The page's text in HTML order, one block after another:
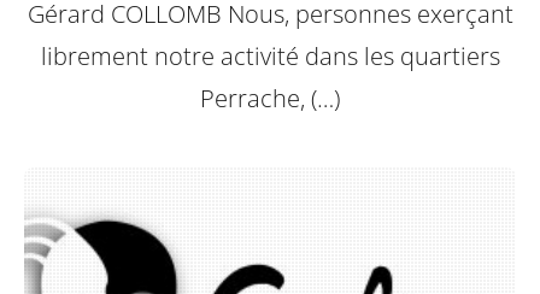
Gérard COLLOMB Nous, personnes exerçant
librement notre activité dans les quartiers
Perrache, (…)